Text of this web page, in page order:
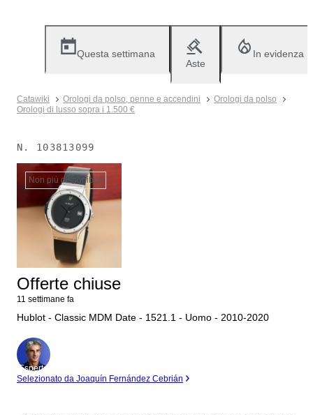
Questa settimana
Aste
In evidenza
Catawiki Orologi da polso, penne e accendini
Orologi da polso
Orologi di lusso sopra i 1.500 €
N. 103813099
Non più disponibile
Offerte chiuse
11 settimane fa
Hublot - Classic MDM Date - 1521.1 - Uomo - 2010-2020
Esperto
Selezionato da Joaquín Fernández Cebrián